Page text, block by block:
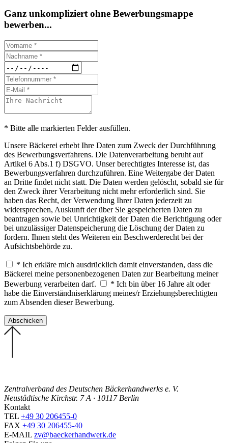
Ganz unkompliziert ohne Bewerbungsmappe
bewerben...
* Bitte alle markierten Felder ausfüllen.
Unsere Bäckerei erhebt Ihre Daten zum Zweck der Durchführung
des Bewerbungsverfahrens. Die Datenverarbeitung beruht auf
Artikel 6 Abs.1 f) DSGVO. Unser berechtigtes Interesse ist, das
Bewerbungsverfahren durchzuführen. Eine Weitergabe der Daten
an Dritte findet nicht statt. Die Daten werden gelöscht, sobald sie für
den Zweck ihrer Verarbeitung nicht mehr erforderlich sind. Sie
haben das Recht, der Verwendung Ihrer Daten jederzeit zu
widersprechen, Auskunft der über Sie gespeicherten Daten zu
beantragen sowie bei Unrichtigkeit der Daten die Berichtigung oder
bei unzulässiger Datenspeicherung die Löschung der Daten zu
fordern. Ihnen steht des Weiteren ein Beschwerderecht bei der
Aufsichtsbehörde zu.
* Ich erkläre mich ausdrücklich damit einverstanden, dass die
Bäckerei meine personenbezogenen Daten zur Bearbeitung meiner
Bewerbung verarbeiten darf.
* Ich bin über 16 Jahre alt oder
habe die Einverständniserklärung meines/r Erziehungsberechtigten
zum Absenden dieser Bewerbung.
Zentralverband des Deutschen Bäckerhandwerks e. V.
Neustädtische Kirchstr. 7 A · 10117 Berlin
Kontakt
TEL +49 30 206455-0
FAX +49 30 206455-40
E-MAIL zv@baeckerhandwerk.de